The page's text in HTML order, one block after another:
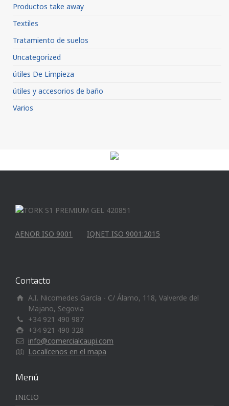
Productos take away
Textiles
Tratamiento de suelos
Uncategorized
útiles De Limpieza
útiles y accesorios de baño
Varios
AENOR ISO 9001 IQNET ISO 9001:2015
Contacto
A.I. Nicomedes García - C/ Álamo, 118, Valverde del
Majano, Segovia
+34 921 490 987
+34 921 490 328
info@comercialcaupi.com
Localícenos en el mapa
Menú
INICIO